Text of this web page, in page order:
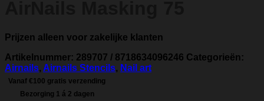
Prijzen alleen voor zakelijke klanten
Artikelnummer: 289707 / 8718634096246 Categorieën:
Airnails, Airnails Stencils, Nail art
Vanaf €100 gratis verzending
Bezorging 1 á 2 dagen